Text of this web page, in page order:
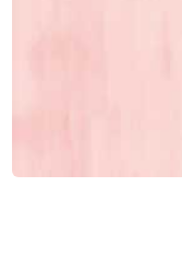
結果が・
実家の断
邪気の出
「難」が
開運おそ
はこれで